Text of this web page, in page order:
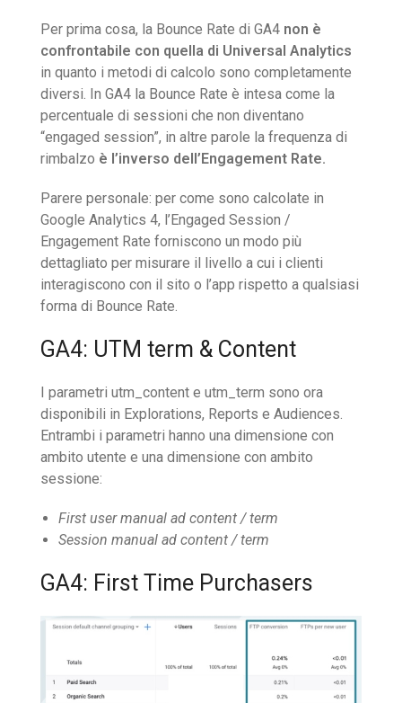
Per prima cosa, la Bounce Rate di GA4 non è
confrontabile con quella di Universal Analytics
in quanto i metodi di calcolo sono completamente
diversi. In GA4 la Bounce Rate è intesa come la
percentuale di sessioni che non diventano
“engaged session”, in altre parole la frequenza di
rimbalzo è l’inverso dell’Engagement Rate.
Parere personale: per come sono calcolate in
Google Analytics 4, l’Engaged Session /
Engagement Rate forniscono un modo più
dettagliato per misurare il livello a cui i clienti
interagiscono con il sito o l’app rispetto a qualsiasi
forma di Bounce Rate.
GA4: UTM term & Content
I parametri utm_content e utm_term sono ora
disponibili in Explorations, Reports e Audiences.
Entrambi i parametri hanno una dimensione con
ambito utente e una dimensione con ambito
sessione:
First user manual ad content / term
Session manual ad content / term
GA4: First Time Purchasers